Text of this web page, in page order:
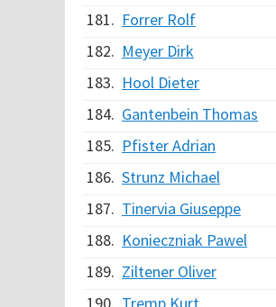
181. Forrer Rolf
182. Meyer Dirk
183. Hool Dieter
184. Gantenbein Thomas
185. Pfister Adrian
186. Strunz Michael
187. Tinervia Giuseppe
188. Konieczniak Pawel
189. Ziltener Oliver